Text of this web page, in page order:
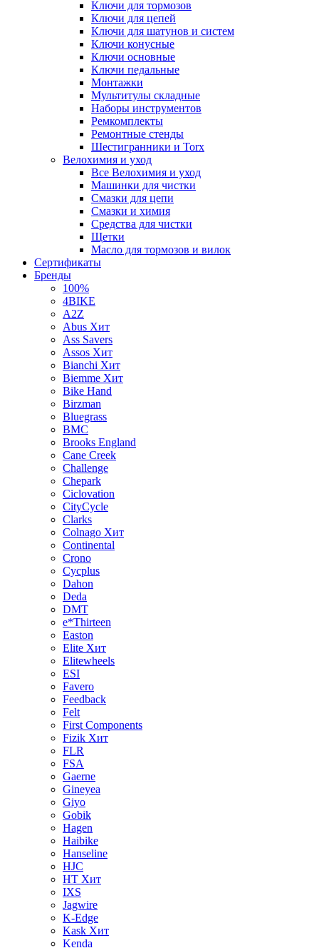
Ключи для тормозов
Ключи для цепей
Ключи для шатунов и систем
Ключи конусные
Ключи основные
Ключи педальные
Монтажки
Мультитулы складные
Наборы инструментов
Ремкомплекты
Ремонтные стенды
Шестигранники и Torx
Велохимия и уход
Все Велохимия и уход
Машинки для чистки
Смазки для цепи
Смазки и химия
Средства для чистки
Щетки
Масло для тормозов и вилок
Сертификаты
Бренды
100%
4BIKE
A2Z
Abus Хит
Ass Savers
Assos Хит
Bianchi Хит
Biemme Хит
Bike Hand
Birzman
Bluegrass
BMC
Brooks England
Cane Creek
Challenge
Chepark
Ciclovation
CityCycle
Clarks
Colnago Хит
Continental
Crono
Cycplus
Dahon
Deda
DMT
e*Thirteen
Easton
Elite Хит
Elitewheels
ESI
Favero
Feedback
Felt
First Components
Fizik Хит
FLR
FSA
Gaerne
Gineyea
Giyo
Gobik
Hagen
Haibike
Hanseline
HJC
HT Хит
IXS
Jagwire
K-Edge
Kask Хит
Kenda